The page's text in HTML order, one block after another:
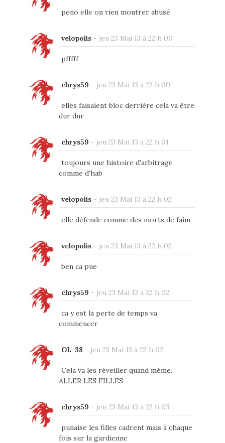
peno elle on rien montrer abusé
velopolis- jeu 23 Mai 13 à 22 h 00
pfffff
chrys59 - jeu 23 Mai 13 à 22 h 00
elles faisaient bloc derrière cela va être
dur dur
chrys59 - jeu 23 Mai 13 à 22 h 01
toujours une histoire d'arbitrage
comme d'hab
velopolis- jeu 23 Mai 13 à 22 h 02
elle défende comme des morts de faim
velopolis- jeu 23 Mai 13 à 22 h 02
ben ca pue
chrys59 - jeu 23 Mai 13 à 22 h 02
ca y est la perte de temps va
commencer
OL-38 - jeu 23 Mai 13 à 22 h 02
Cela va les réveiller quand méme.
ALLER LES FILLES
chrys59 - jeu 23 Mai 13 à 22 h 03
punaise les filles cadrent mais à chaque
fois sur la gardienne